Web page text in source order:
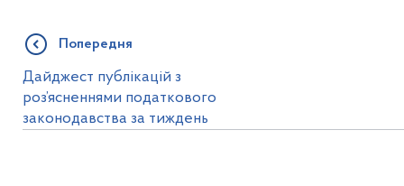
Попередня
Дайджест публікацій з
роз’ясненнями податкового
законодавства за тиждень